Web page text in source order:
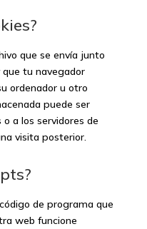
que se envía junto
tu navegador
ordenador u otro
puede ser
a los servidores de
visita posterior.
de programa que
web funcione